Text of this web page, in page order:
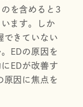
を含めると3
ます。しか
できていない
EDの原因を
EDが改善す
原因に焦点を